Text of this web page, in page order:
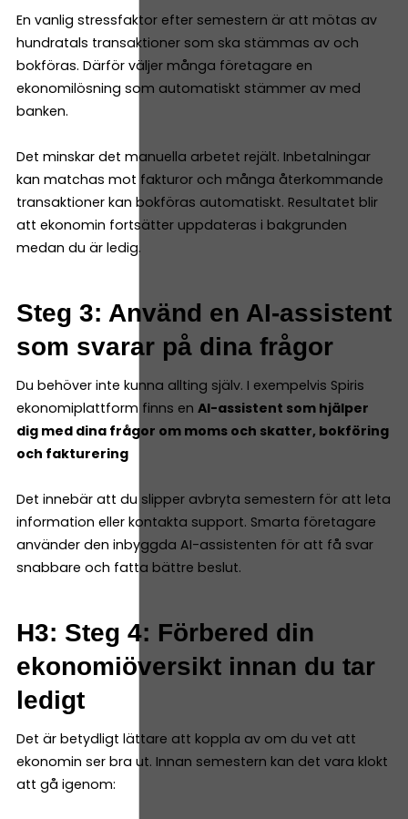
En vanlig stressfaktor efter semestern är att mötas av
hundratals transaktioner som ska stämmas av och
bokföras. Därför väljer många företagare en
ekonomilösning som automatiskt stämmer av med
banken.
Det minskar det manuella arbetet rejält. Inbetalningar
kan matchas mot fakturor och många återkommande
transaktioner kan bokföras automatiskt. Resultatet blir
att ekonomin fortsätter uppdateras i bakgrunden
medan du är ledig.
Steg 3: Använd en AI-assistent
som svarar på dina frågor
Du behöver inte kunna allting själv. I exempelvis Spiris
ekonomiplattform finns en AI-assistent som hjälper
dig med dina frågor om moms och skatter, bokföring
och fakturering
Det innebär att du slipper avbryta semestern för att leta
information eller kontakta support. Smarta företagare
använder den inbyggda AI-assistenten för att få svar
snabbare och fatta bättre beslut.
H3: Steg 4: Förbered din
ekonomiöversikt innan du tar
ledigt
Det är betydligt lättare att koppla av om du vet att
ekonomin ser bra ut. Innan semestern kan det vara klokt
att gå igenom: